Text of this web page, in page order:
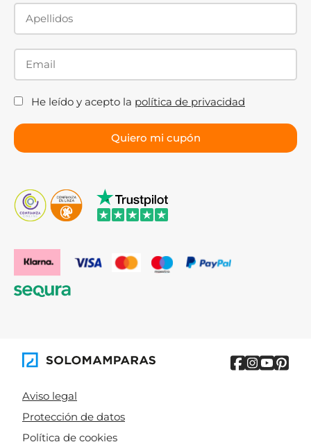
He leído y acepto la política de privacidad
Aviso legal
Protección de datos
Política de cookies